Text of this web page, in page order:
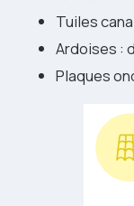
Tuiles
Ardoises :
Plaques